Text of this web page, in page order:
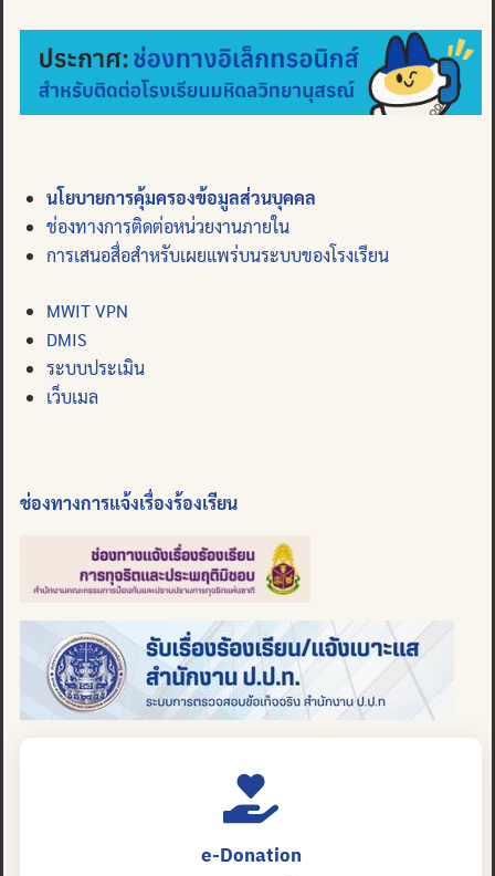
นโยบายการคุ้มครองข้อมูลส่วนบุคคล
ช่องทางการติดต่อหน่วยงานภายใน
การเสนอสื่อสำหรับเผยแพร่บนระบบของโรงเรียน
MWIT VPN
DMIS
ระบบประเมิน
เว็บเมล
ช่องทางการแจ้งเรื่องร้องเรียน
e-Donation